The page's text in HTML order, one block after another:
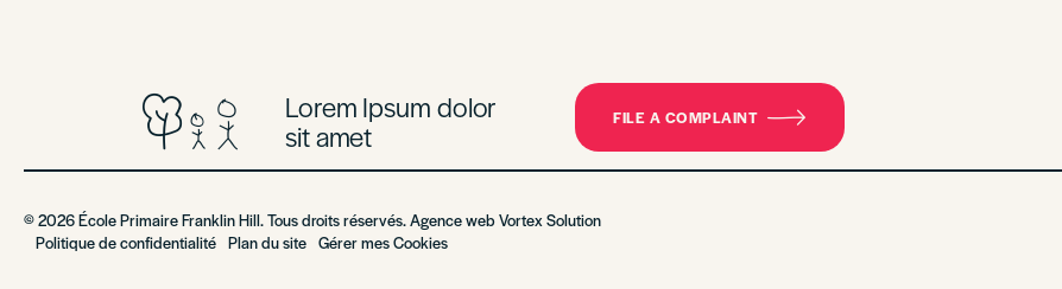
Lorem Ipsum dolor
sit amet FILE A COMPLAINT
© 2026 École Primaire Franklin Hill. Tous droits réservés. Agence webVortex Solution
Politique de confidentialité Plan du site Gérer mes Cookies